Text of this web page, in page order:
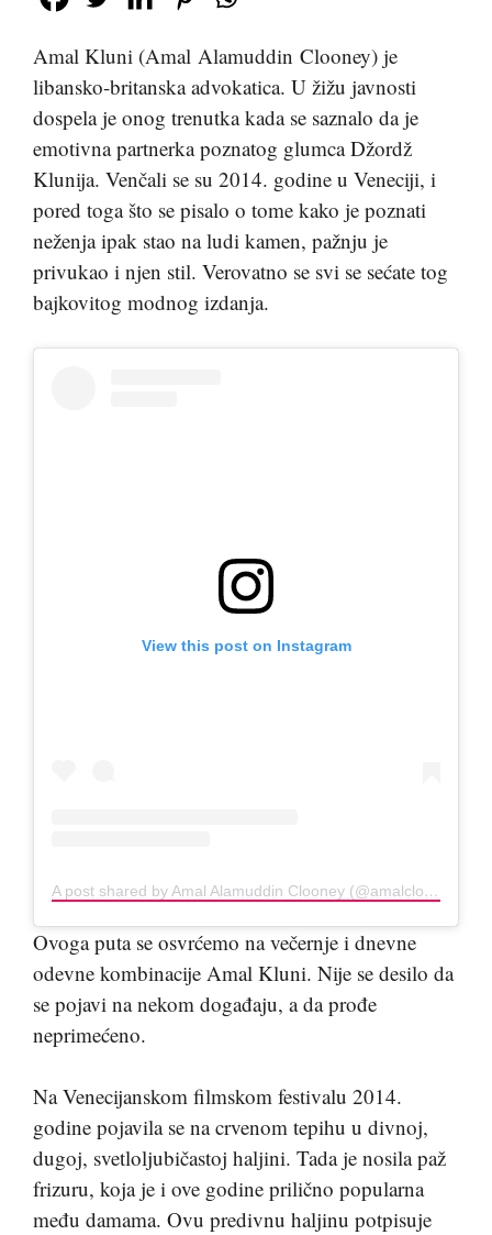
Amal Kluni (Amal Alamuddin Clooney) je
libansko-britanska advokatica. U žižu javnosti
dospela je onog trenutka kada se saznalo da je
emotivna partnerka poznatog glumca Džordž
Klunija. Venčali se su 2014. godine u Veneciji, i
pored toga što se pisalo o tome kako je poznati
neženja ipak stao na ludi kamen, pažnju je
privukao i njen stil. Verovatno se svi se sećate tog
bajkovitog modnog izdanja.
View this post on Instagram
A post shared by Amal Alamuddin Clooney (@amalclooneyofficial1)
Ovoga puta se osvrćemo na večernje i dnevne
odevne kombinacije Amal Kluni. Nije se desilo da
se pojavi na nekom događaju, a da prođe
neprimećeno.
Na Venecijanskom filmskom festivalu 2014.
godine pojavila se na crvenom tepihu u divnoj,
dugoj, svetloljubičastoj haljini. Tada je nosila paž
frizuru, koja je i ove godine prilično popularna
među damama. Ovu predivnu haljinu potpisuje